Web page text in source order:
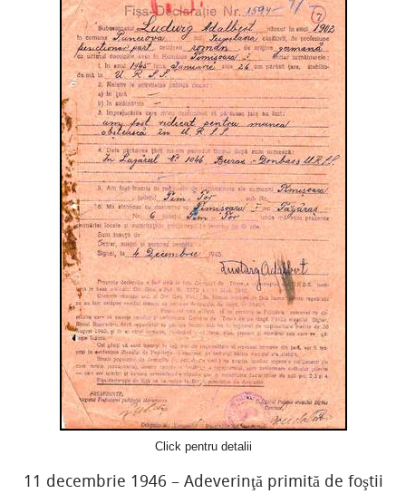
Click pentru detalii
11 decembrie 1946 – Adeverinţă primită de foştii